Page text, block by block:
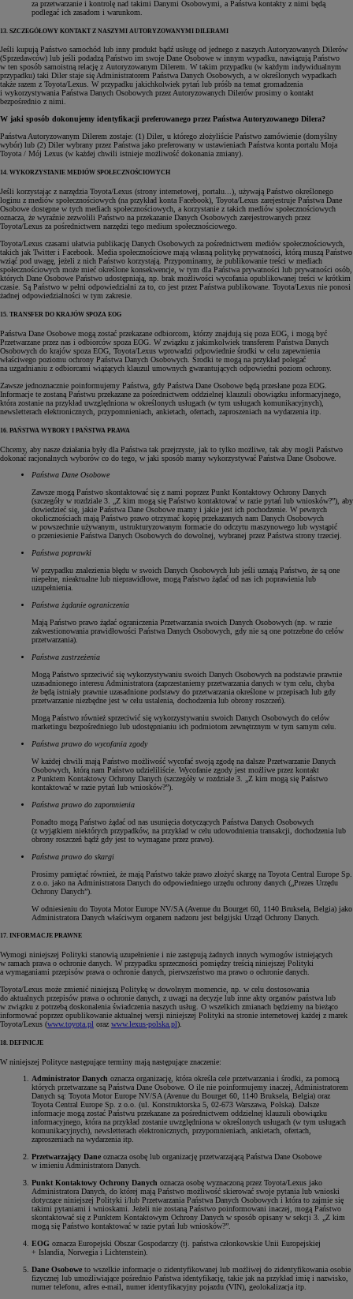
za przetwarzanie i kontrolę nad takimi Danymi Osobowymi, a Państwa kontakty z nimi będą
podlegać ich zasadom i warunkom.
13. SZCZEGÓŁOWY KONTAKT Z NASZYMI AUTORYZOWANYMI DILERAMI
Jeśli kupują Państwo samochód lub inny produkt bądź usługę od jednego z naszych Autoryzowanych Dilerów
(Sprzedawców) lub jeśli podadzą Państwo im swoje Dane Osobowe w innym wypadku, nawiązują Państwo
w ten sposób samoistną relację z Autoryzowanym Dilerem. W takim przypadku (w każdym indywidualnym
przypadku) taki Diler staje się Administratorem Państwa Danych Osobowych, a w określonych wypadkach
także razem z Toyota/Lexus. W przypadku jakichkolwiek pytań lub próśb na temat gromadzenia
i wykorzystywania Państwa Danych Osobowych przez Autoryzowanych Dilerów prosimy o kontakt
bezpośrednio z nimi.
W jaki sposób dokonujemy identyfikacji preferowanego przez Państwa Autoryzowanego Dilera?
Państwa Autoryzowanym Dilerem zostaje: (1) Diler, u którego złożyliście Państwo zamówienie (domyślny
wybór) lub (2) Diler wybrany przez Państwa jako preferowany w ustawieniach Państwa konta portalu Moja
Toyota / Mój Lexus (w każdej chwili istnieje możliwość dokonania zmiany).
14. WYKORZYSTANIE MEDIÓW SPOŁECZNOŚCIOWYCH
Jeśli korzystając z narzędzia Toyota/Lexus (strony internetowej, portalu...), używają Państwo określonego
loginu z mediów społecznościowych (na przykład konta Facebook), Toyota/Lexus zarejestruje Państwa Dane
Osobowe dostępne w tych mediach społecznościowych, a korzystanie z takich mediów społecznościowych
oznacza, że wyraźnie zezwolili Państwo na przekazanie Danych Osobowych zarejestrowanych przez
Toyota/Lexus za pośrednictwem narzędzi tego medium społecznościowego.
Toyota/Lexus czasami ułatwia publikację Danych Osobowych za pośrednictwem mediów społecznościowych,
takich jak Twitter i Facebook. Media społecznościowe mają własną politykę prywatności, którą muszą Państwo
wziąć pod uwagę, jeżeli z nich Państwo korzystają. Przypominamy, że publikowanie treści w mediach
społecznościowych może mieć określone konsekwencje, w tym dla Państwa prywatności lub prywatności osób,
których Dane Osobowe Państwo udostępniają, np. brak możliwości wycofania opublikowanej treści w krótkim
czasie. Są Państwo w pełni odpowiedzialni za to, co jest przez Państwa publikowane. Toyota/Lexus nie ponosi
żadnej odpowiedzialności w tym zakresie.
15. TRANSFER DO KRAJÓW SPOZA EOG
Państwa Dane Osobowe mogą zostać przekazane odbiorcom, którzy znajdują się poza EOG, i mogą być
Przetwarzane przez nas i odbiorców spoza EOG. W związku z jakimkolwiek transferem Państwa Danych
Osobowych do krajów spoza EOG, Toyota/Lexus wprowadzi odpowiednie środki w celu zapewnienia
właściwego poziomu ochrony Państwa Danych Osobowych. Środki te mogą na przykład polegać
na uzgadnianiu z odbiorcami wiążących klauzul umownych gwarantujących odpowiedni poziom ochrony.
Zawsze jednoznacznie poinformujemy Państwa, gdy Państwa Dane Osobowe będą przesłane poza EOG.
Informacje te zostaną Państwu przekazane za pośrednictwem oddzielnej klauzuli obowiązku informacyjnego,
która zostanie na przykład uwzględniona w określonych usługach (w tym usługach komunikacyjnych),
newsletterach elektronicznych, przypomnieniach, ankietach, ofertach, zaproszeniach na wydarzenia itp.
16. PAŃSTWA WYBORY I PAŃSTWA PRAWA
Chcemy, aby nasze działania były dla Państwa tak przejrzyste, jak to tylko możliwe, tak aby mogli Państwo
dokonać racjonalnych wyborów co do tego, w jaki sposób mamy wykorzystywać Państwa Dane Osobowe.
Państwa Dane Osobowe
Zawsze mogą Państwo skontaktować się z nami poprzez Punkt Kontaktowy Ochrony Danych
(szczegóły w rozdziale 3. „Z kim mogą się Państwo kontaktować w razie pytań lub wniosków?”), aby
dowiedzieć się, jakie Państwa Dane Osobowe mamy i jakie jest ich pochodzenie. W pewnych
okolicznościach mają Państwo prawo otrzymać kopię przekazanych nam Danych Osobowych
w powszechnie używanym, ustrukturyzowanym formacie do odczytu maszynowego lub wystąpić
o przeniesienie Państwa Danych Osobowych do dowolnej, wybranej przez Państwa strony trzeciej.
Państwa poprawki
W przypadku znalezienia błędu w swoich Danych Osobowych lub jeśli uznają Państwo, że są one
niepełne, nieaktualne lub nieprawidłowe, mogą Państwo żądać od nas ich poprawienia lub
uzupełnienia.
Państwa żądanie ograniczenia
Mają Państwo prawo żądać ograniczenia Przetwarzania swoich Danych Osobowych (np. w razie
zakwestionowania prawidłowości Państwa Danych Osobowych, gdy nie są one potrzebne do celów
przetwarzania).
Państwa zastrzeżenia
Mogą Państwo sprzeciwić się wykorzystywaniu swoich Danych Osobowych na podstawie prawnie
uzasadnionego interesu Administratora (zaprzestaniemy przetwarzania danych w tym celu, chyba
że będą istniały prawnie uzasadnione podstawy do przetwarzania określone w przepisach lub gdy
przetwarzanie niezbędne jest w celu ustalenia, dochodzenia lub obrony roszczeń).
Mogą Państwo również sprzeciwić się wykorzystywaniu swoich Danych Osobowych do celów
marketingu bezpośredniego lub udostępnianiu ich podmiotom zewnętrznym w tym samym celu.
Państwa prawo do wycofania zgody
W każdej chwili mają Państwo możliwość wycofać swoją zgodę na dalsze Przetwarzanie Danych
Osobowych, którą nam Państwo udzieliliście. Wycofanie zgody jest możliwe przez kontakt
z Punktem Kontaktowy Ochrony Danych (szczegóły w rozdziale 3. „Z kim mogą się Państwo
kontaktować w razie pytań lub wniosków?”).
Państwa prawo do zapomnienia
Ponadto mogą Państwo żądać od nas usunięcia dotyczących Państwa Danych Osobowych
(z wyjątkiem niektórych przypadków, na przykład w celu udowodnienia transakcji, dochodzenia lub
obrony roszczeń bądź gdy jest to wymagane przez prawo).
Państwa prawo do skargi
Prosimy pamiętać również, że mają Państwo także prawo złożyć skargę na Toyota Central Europe Sp.
z o.o. jako na Administratora Danych do odpowiedniego urzędu ochrony danych („Prezes Urzędu
Ochrony Danych”).
W odniesieniu do Toyota Motor Europe NV/SA (Avenue du Bourget 60, 1140 Bruksela, Belgia) jako
Administratora Danych właściwym organem nadzoru jest belgijski Urząd Ochrony Danych.
17. INFORMACJE PRAWNE
Wymogi niniejszej Polityki stanowią uzupełnienie i nie zastępują żadnych innych wymogów istniejących
w ramach prawa o ochronie danych. W przypadku sprzeczności pomiędzy treścią niniejszej Polityki
a wymaganiami przepisów prawa o ochronie danych, pierwszeństwo ma prawo o ochronie danych.
Toyota/Lexus może zmienić niniejszą Politykę w dowolnym momencie, np. w celu dostosowania
do aktualnych przepisów prawa o ochronie danych, z uwagi na decyzje lub inne akty organów państwa lub
w związku z potrzebą doskonalenia świadczenia naszych usług. O wszelkich zmianach będziemy na bieżąco
informować poprzez opublikowanie aktualnej wersji niniejszej Polityki na stronie internetowej każdej z marek
Toyota/Lexus (www.toyota.pl oraz www.lexus-polska.pl).
18. DEFINICJE
W niniejszej Polityce następujące terminy mają następujące znaczenie:
Administrator Danych oznacza organizację, która określa cele przetwarzania i środki, za pomocą
których przetwarzane są Państwa Dane Osobowe. O ile nie poinformujemy inaczej, Administratorem
Danych są: Toyota Motor Europe NV/SA (Avenue du Bourget 60, 1140 Bruksela, Belgia) oraz
Toyota Central Europe Sp. z o.o. (ul. Konstruktorska 5, 02-673 Warszawa, Polska). Dalsze
informacje mogą zostać Państwu przekazane za pośrednictwem oddzielnej klauzuli obowiązku
informacyjnego, która na przykład zostanie uwzględniona w określonych usługach (w tym usługach
komunikacyjnych), newsletterach elektronicznych, przypomnieniach, ankietach, ofertach,
zaproszeniach na wydarzenia itp.
Przetwarzający Dane oznacza osobę lub organizację przetwarzającą Państwa Dane Osobowe
w imieniu Administratora Danych.
Punkt Kontaktowy Ochrony Danych oznacza osobę wyznaczoną przez Toyota/Lexus jako
Administratora Danych, do której mają Państwo możliwość skierować swoje pytania lub wnioski
dotyczące niniejszej Polityki i/lub Przetwarzania Państwa Danych Osobowych i która to zajmie się
takimi pytaniami i wnioskami. Jeżeli nie zostaną Państwo poinformowani inaczej, mogą Państwo
skontaktować się z Punktem Kontaktowym Ochrony Danych w sposób opisany w sekcji 3. „Z kim
mogą się Państwo kontaktować w razie pytań lub wniosków?”.
EOG oznacza Europejski Obszar Gospodarczy (tj. państwa członkowskie Unii Europejskiej
+ Islandia, Norwegia i Lichtenstein).
Dane Osobowe to wszelkie informacje o zidentyfikowanej lub możliwej do zidentyfikowania osobie
fizycznej lub umożliwiające pośrednio Państwa identyfikację, takie jak na przykład imię i nazwisko,
numer telefonu, adres e-mail, numer identyfikacyjny pojazdu (VIN), geolokalizacja itp.